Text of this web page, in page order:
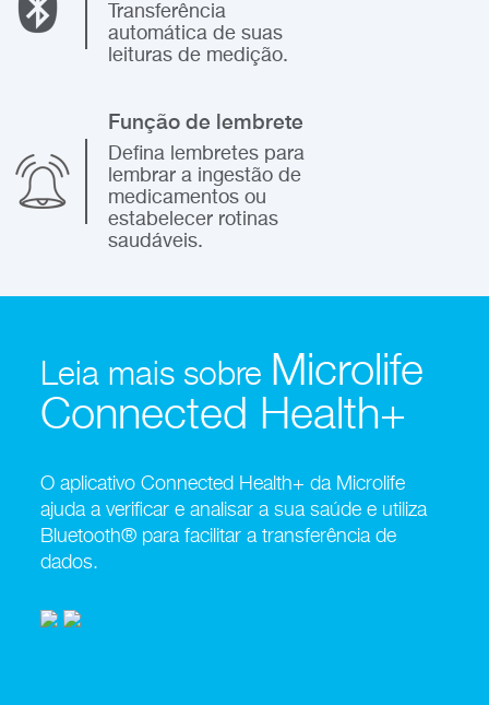
Transferência
automática de suas
leituras de medição.
Função de lembrete
Defina lembretes para
lembrar a ingestão de
medicamentos ou
estabelecer rotinas
saudáveis.
Leia mais sobre Microlife
Connected Health+
O aplicativo Connected Health+ da Microlife
ajuda a verificar e analisar a sua saúde e utiliza
Bluetooth® para facilitar a transferência de
dados.